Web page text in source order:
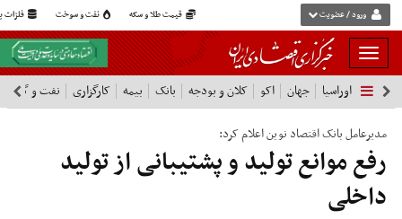
قیمت طلا و سکه نفت و سوخت فلزات ورود / عضویت
بار
و
بسته
نمودن
فهرست
اوراسیا جهان اکو کلان و بودجه بانک بیمه کارگزاری نفت و گاز
مدیرعامل بانک اقتصاد نوین اعلام کرد:
رفع موانع تولید و پشتیبانی از تولید
داخلی